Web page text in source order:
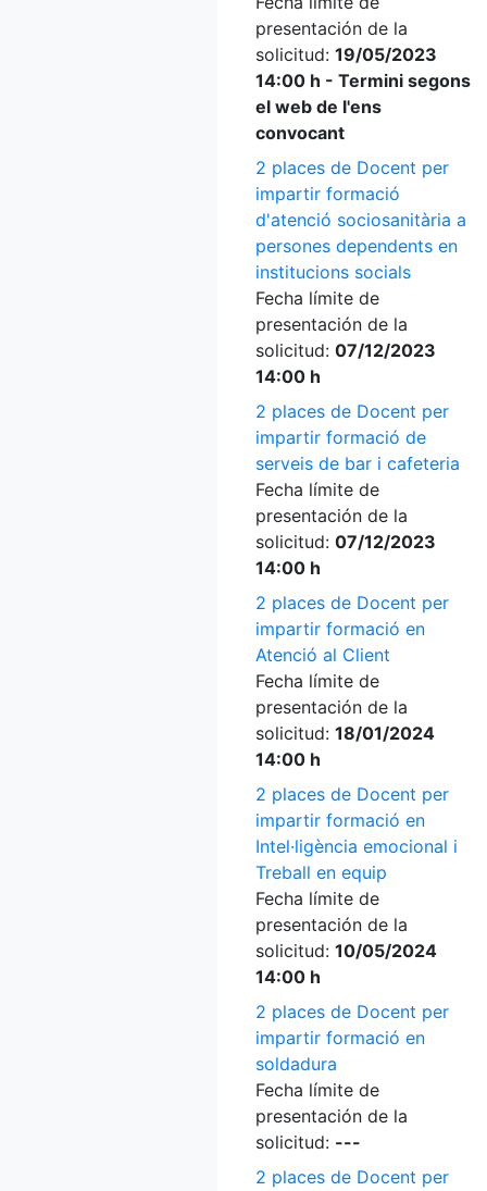
presentación de la
solicitud: 19/05/2023
14:00 h - Termini segons
el web de l'ens
convocant
2 places de Docent per
impartir formació
d'atenció sociosanitària a
persones dependents en
institucions socials
Fecha límite de
presentación de la
solicitud: 07/12/2023
14:00 h
2 places de Docent per
impartir formació de
serveis de bar i cafeteria
Fecha límite de
presentación de la
solicitud: 07/12/2023
14:00 h
2 places de Docent per
impartir formació en
Atenció al Client
Fecha límite de
presentación de la
solicitud: 18/01/2024
14:00 h
2 places de Docent per
impartir formació en
Intel·ligència emocional i
Treball en equip
Fecha límite de
presentación de la
solicitud: 10/05/2024
14:00 h
2 places de Docent per
impartir formació en
soldadura
Fecha límite de
presentación de la
solicitud: ---
2 places de Docent per